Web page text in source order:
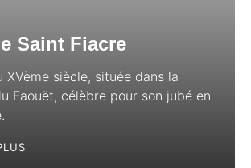
Saint Fiacre
XVème siècle, située dans la
Faouët, célèbre pour son jubé en